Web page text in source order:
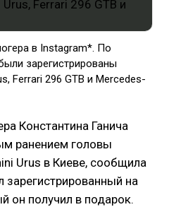
в Instagram*. По
зарегистрированы
Ferrari 296 GTB и Mercedes-
Константина Ганича
ранением головы
Urus в Киеве, сообщила
на
он получил в подарок.